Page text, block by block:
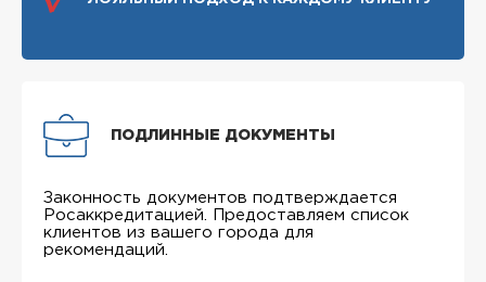
ПОДЛИННЫЕ ДОКУМЕНТЫ
Законность документов подтверждается
Росаккредитацией. Предоставляем список
клиентов из вашего города для
рекомендаций.